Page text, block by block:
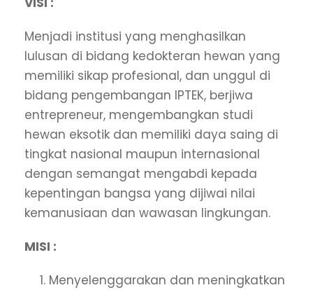
Menjadi institusi yang menghasilkan
lulusan di bidang kedokteran hewan yang
memiliki sikap profesional, dan unggul di
bidang pengembangan IPTEK, berjiwa
entrepreneur, mengembangkan studi
hewan eksotik dan memiliki daya saing di
tingkat nasional maupun internasional
dengan semangat mengabdi kepada
kepentingan bangsa yang dijiwai nilai
kemanusiaan dan wawasan lingkungan.
MISI :
Menyelenggarakan dan meningkatkan